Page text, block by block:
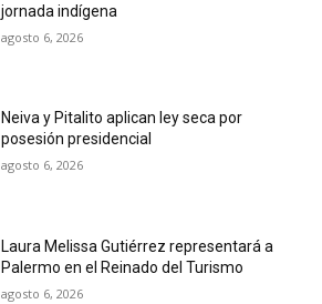
jornada indígena
agosto 6, 2026
Neiva y Pitalito aplican ley seca por
posesión presidencial
agosto 6, 2026
Laura Melissa Gutiérrez representará a
Palermo en el Reinado del Turismo
agosto 6, 2026